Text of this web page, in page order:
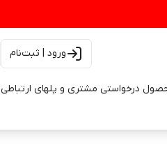
ورود | ثبت‌نام
درخواستی مشتری و پلهای ارتباطی